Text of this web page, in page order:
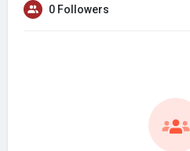
0 Followers